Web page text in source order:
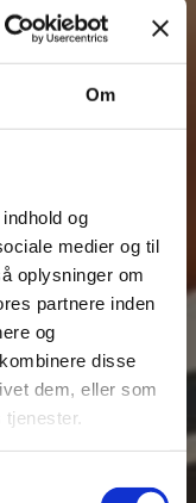
Om
og
medier og til
oplysninger om
partnere inden
og
disse
dem, eller som